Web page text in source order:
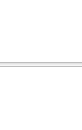
biznesowy. Dbanie o